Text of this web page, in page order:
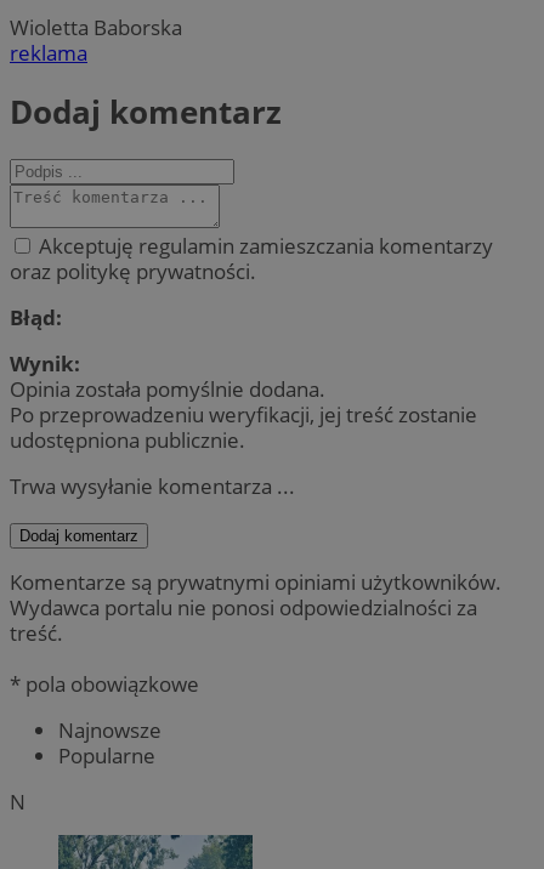
Wioletta Baborska
reklama
Dodaj komentarz
Akceptuję regulamin zamieszczania komentarzy
oraz politykę prywatności.
Błąd:
Wynik:
Opinia została pomyślnie dodana.
Po przeprowadzeniu weryfikacji, jej treść zostanie
udostępniona publicznie.
Trwa wysyłanie komentarza ...
Dodaj komentarz
Komentarze są prywatnymi opiniami użytkowników.
Wydawca portalu nie ponosi odpowiedzialności za
treść.
* pola obowiązkowe
Najnowsze
Popularne
N